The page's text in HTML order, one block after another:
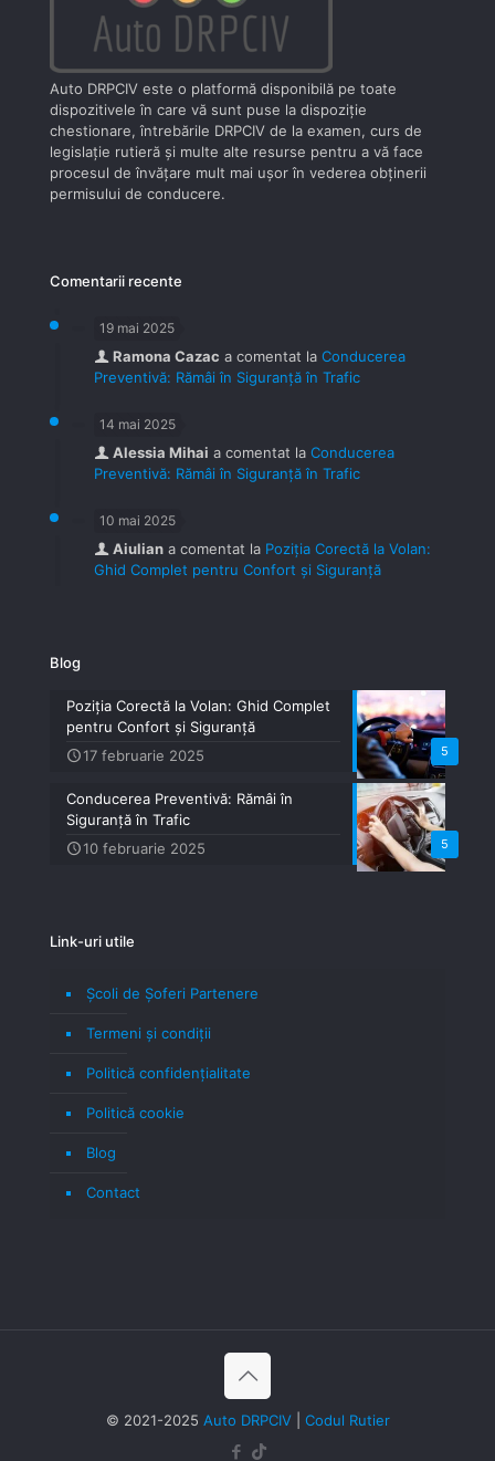
Auto DRPCIV este o platformă disponibilă pe toate
dispozitivele în care vă sunt puse la dispoziţie
chestionare, întrebările DRPCIV de la examen, curs de
legislaţie rutieră şi multe alte resurse pentru a vă face
procesul de învăţare mult mai uşor în vederea obţinerii
permisului de conducere.
Comentarii recente
19 mai 2025
Ramona Cazac a comentat la Conducerea
Preventivă: Rămâi în Siguranță în Trafic
14 mai 2025
Alessia Mihai a comentat la Conducerea
Preventivă: Rămâi în Siguranță în Trafic
10 mai 2025
Aiulian a comentat la Poziția Corectă la Volan:
Ghid Complet pentru Confort și Siguranță
Blog
5
Poziția Corectă la Volan: Ghid Complet
pentru Confort și Siguranță
17 februarie 2025
5
Conducerea Preventivă: Rămâi în
Siguranță în Trafic
10 februarie 2025
Link-uri utile
Școli de Șoferi Partenere
Termeni şi condiţii
Politică confidenţialitate
Politică cookie
Blog
Contact
© 2021-2025 Auto DRPCIV| Codul Rutier